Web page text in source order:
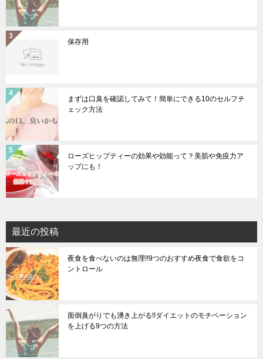
保存用
まずは口臭を確認してみて！簡単にできる10のセルフチ
ェック方法
ローズヒップティーの効果や効能って？美肌や免疫力ア
ップにも！
最近の投稿
夜食を食べないのは無理!!9つのおすすめ夜食で食欲をコ
ントロール
面倒臭がりでも湧き上がる!!ダイエットのモチベーション
を上げる9つの方法